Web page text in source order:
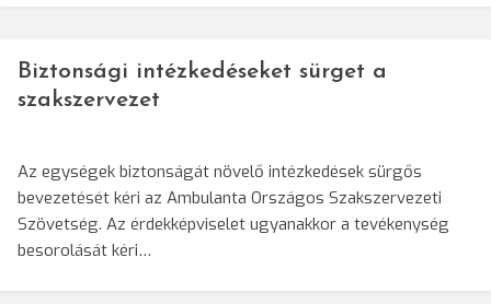
Biztonsági intézkedéseket sürget a
szakszervezet
Az egységek biztonságát növelő intézkedések sürgős
bevezetését kéri az Ambulanta Országos Szakszervezeti
Szövetség. Az érdekképviselet ugyanakkor a tevékenység
besorolását kéri…